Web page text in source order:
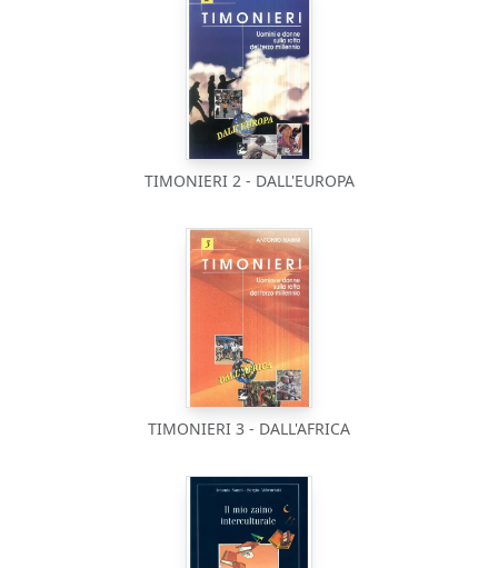
TIMONIERI 2 - DALL'EUROPA
TIMONIERI 3 - DALL'AFRICA